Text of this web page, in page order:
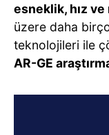
esneklik, hız
üzere daha
teknolojileri ile
AR-GE